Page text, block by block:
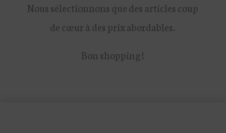
Nous sélectionnons que des articles coup
de cœur à des prix abordables.
Bon shopping !